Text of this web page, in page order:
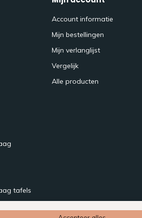
tafels
Account informatie
Mijn bestellingen
Mijn verlanglijst
Vergelijk
Alle producten